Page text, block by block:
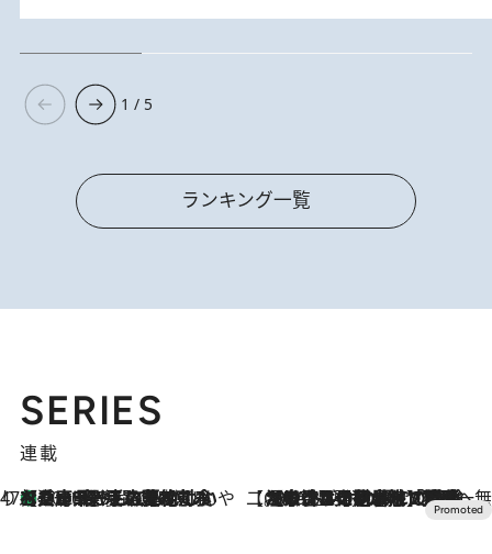
1 / 5
ランキング一覧
SERIES
連載
47都道府県の手みやげ ひんやりスイーツで夏を満喫
2026.8.8
【兵庫県】この夏絶対食べたい 冷やしておいしいおやつ3選 淡路島の恵みをジェラートに集約 【CREA×星野リゾート】唯一無二。癒しと発見が待つ場所へ
2026.8.7
【トンボの足水浴】ヒノキの香りに包まれて涼感マックス！約13℃の湧水かけ流しを避暑地「星野温泉 トンボの湯」で体験